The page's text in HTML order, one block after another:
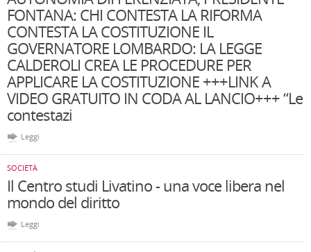
FONTANA: CHI CONTESTA LA RIFORMA
CONTESTA LA COSTITUZIONE IL
GOVERNATORE LOMBARDO: LA LEGGE
CALDEROLI CREA LE PROCEDURE PER
APPLICARE LA COSTITUZIONE +++LINK A
VIDEO GRATUITO IN CODA AL LANCIO+++ “Le
contestazi
Leggi
SOCIETÀ
Il Centro studi Livatino - una voce libera nel
mondo del diritto
Leggi